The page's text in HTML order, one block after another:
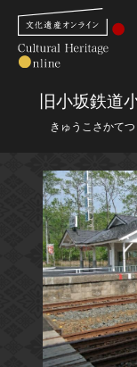
トップ
作品一覧
カテゴリで見る
世界遺産と無形文化遺
旧小坂鉄道
きゅうこさかて